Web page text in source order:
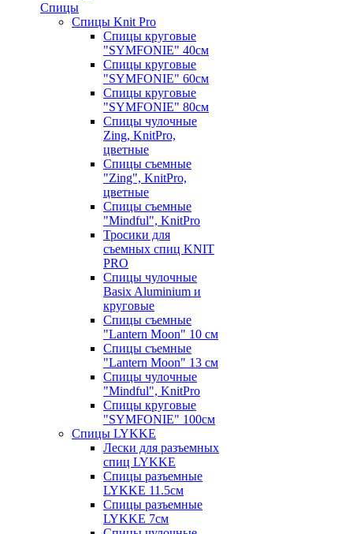
Спицы
Спицы Knit Pro
Спицы круговые
"SYMFONIE" 40см
Спицы круговые
"SYMFONIE" 60см
Спицы круговые
"SYMFONIE" 80см
Спицы чулочные
Zing, KnitPro,
цветные
Спицы съемные
"Zing", KnitPro,
цветные
Спицы съемные
"Mindful", KnitPro
Тросики для
съемных спиц KNIT
PRO
Спицы чулочные
Basix Aluminium и
круговые
Спицы съемные
"Lantern Moon" 10 см
Спицы съемные
"Lantern Moon" 13 см
Спицы чулочные
"Mindful", KnitPro
Спицы круговые
"SYMFONIE" 100см
Спицы LYKKE
Лески для разъемных
спиц LYKKE
Спицы разъемные
LYKKE 11.5см
Спицы разъемные
LYKKE 7см